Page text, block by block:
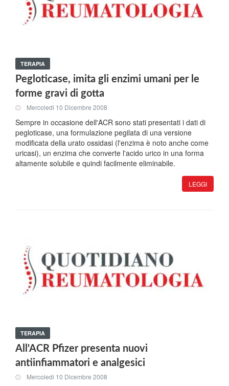
TERAPIA
Pegloticase, imita gli enzimi umani per le
forme gravi di gotta
Mercoledi 10 Dicembre 2008
Sempre in occasione dell'ACR sono stati presentati i dati di
pegloticase, una formulazione pegilata di una versione
modificata della urato ossidasi (l'enzima è noto anche come
uricasi), un enzima che converte l'acido urico in una forma
altamente solubile e quindi facilmente eliminabile.
LEGGI
TERAPIA
All'ACR Pfizer presenta nuovi
antiinfiammatori e analgesici
Mercoledi 10 Dicembre 2008